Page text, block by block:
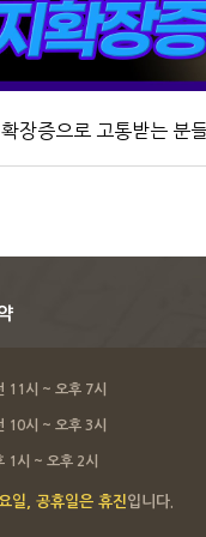
장증으로 고통받는 분
11시 ~ 오후 7시
10시 ~ 오후 3시
1시 ~ 오후 2시
일, 공휴일은 휴진입니다.